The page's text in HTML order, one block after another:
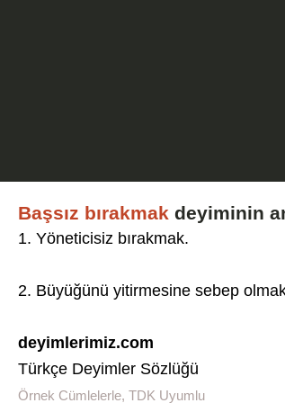
Başsız bırakmak deyiminin
1. Yöneticisiz bırakmak.
2. Büyüğünü yitirmesine sebep
deyimlerimiz.com
Türkçe Deyimler Sözlüğü
Örnek Cümlelerle, TDK Uyumlu